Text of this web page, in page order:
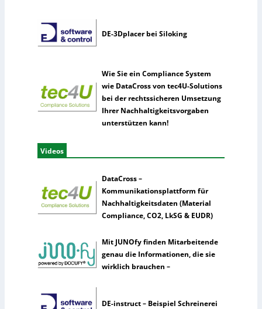
DE-3Dplacer bei Siloking
Wie Sie ein Compliance System
wie DataCross von tec4U-Solutions
bei der rechtssicheren Umsetzung
Ihrer Nachhaltigkeitsvorgaben
unterstützen kann!
Videos
DataCross –
Kommunikationsplattform für
Nachhaltigkeitsdaten (Material
Compliance, CO2, LkSG & EUDR)
Mit JUNOfy finden Mitarbeitende
genau die Informationen, die sie
wirklich brauchen –
DE-instruct – Beispiel Schreinerei